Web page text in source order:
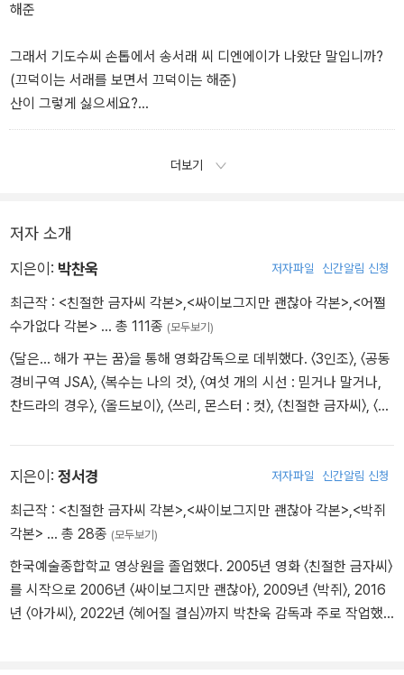
경 화면을 보며심드렁하게 -
해준
그래서 기도수씨 손톱에서 송서래 씨 디엔에이가 나왔단 말입니까?
(끄덕이는 서래를 보면서 끄덕이는 해준)
산이 그렇게 싫으세요?
진저리치는 서래, 전화기를 만지더니 빠르게 중국어를 한다. 당황하
남자 성우
한다고 했습니다.
난 인자한 사람이 아닙니다.
(해준의 ‘이 여자, 뭐지?‘ 표정)
난 바다가 좋아요.
더보기
저자 소개
지은이: 박찬욱 저자파일 신간알림 신청
최근작 : <친절한 금자씨 각본>,<싸이보그지만 괜찮아 각본>,<어쩔
수가없다 각본> … 총 111종 (모두보기)
〈달은… 해가 꾸는 꿈〉을 통해 영화감독으로 데뷔했다. 〈3인조〉, 〈공동
경비구역 JSA〉, 〈복수는 나의 것〉, 〈여섯 개의 시선 : 믿거나 말거나,
찬드라의 경우〉, 〈올드보이〉, 〈쓰리, 몬스터 : 컷〉, 〈친절한 금자씨〉, 〈싸
어질 결심〉, 〈동조자〉, 〈어쩔수가없다〉 등의 작품을 만들었다. 지은 책
으로 『박찬욱의 몽타주』, 『박찬욱의 오마주』, 『공동경비구역 JSA 각
본』, 『복수는 나의 것 각본』, 『올드보이 각본』, 『박쥐 각본』, 『아가씨
각본』, 『친절한 금자씨 각본』, 『싸이보그지만 괜찮아 각본』, 『각본 비
밀은 없다』, 『아가씨 아카입』, 『미쓰 홍당무 각본집』, 『아가씨 가까
이』, 『너의 표정』, 『헤어질 결심 각본』, 『헤어질 결심 스토리보드북』,
『어떻게 헤어질 결심을』, 『전,란 각본』, 『어쩔수가없다 각본』이 있다.
지은이: 정서경 저자파일 신간알림 신청
최근작 : <친절한 금자씨 각본>,<싸이보그지만 괜찮아 각본>,<박쥐
각본> … 총 28종 (모두보기)
한국예술종합학교 영상원을 졸업했다. 2005년 영화 〈친절한 금자씨〉
를 시작으로 2006년 〈싸이보그지만 괜찮아〉, 2009년 〈박쥐〉, 2016
년 〈아가씨〉, 2022년 〈헤어질 결심〉까지 박찬욱 감독과 주로 작업했